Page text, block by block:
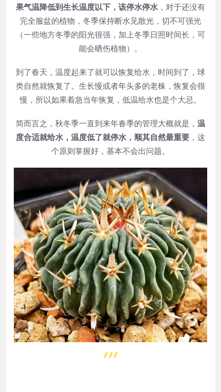
果气温降低到生长温度以下，该停水停水 ，对于还没有
完全服盆的植物，冬季保持断水见散光，切不可强光
（一些地方冬季的阳光很强，加上冬季日照时间长，可
能会晒伤植物）。
到了春天，温度起来了就可以恢复给水，时间到了，球
类自然就恢复了。生长慢或者年头多的老株，恢复会很
慢，所以如果着急当年恢复，低温给水也是个大忌。
简而言之，秋冬季一直到来年春季的管理大概就是， 温
度合适就给水，温度低了就停水，顺其自然最重要 ，这
个原则掌握好，基本不会出问题。